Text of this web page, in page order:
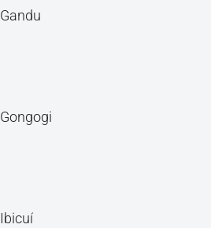
Gandu
Gongogi
Ibicuí